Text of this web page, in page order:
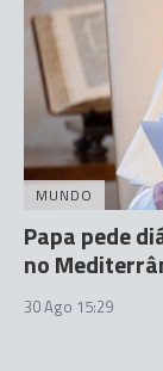
MUNDO
Papa pede
no
30 Ago 15:29